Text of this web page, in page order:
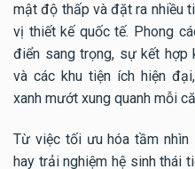
mật độ thấp và đặt ra nhiều
vị thiết kế quốc tế. Phong
điển sang trọng, sự kết
và các khu tiện ích hiện
xanh mướt xung quanh mỗi
Từ việc tối ưu hóa tầm nhìn
hay trải nghiệm hệ sinh thái